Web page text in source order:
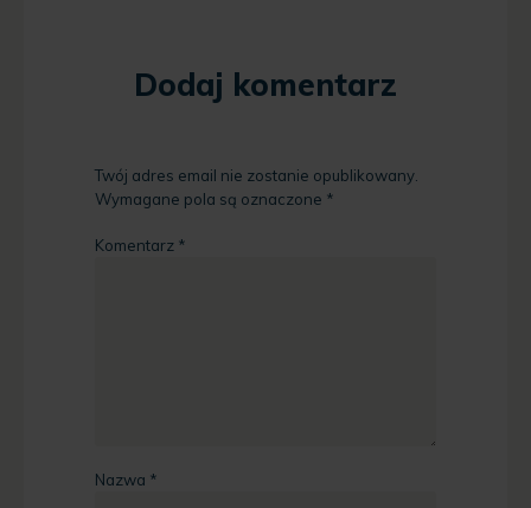
Dodaj komentarz
Twój adres email nie zostanie opublikowany.
Wymagane pola są oznaczone *
Komentarz *
Nazwa *